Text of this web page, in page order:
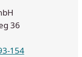
36
154